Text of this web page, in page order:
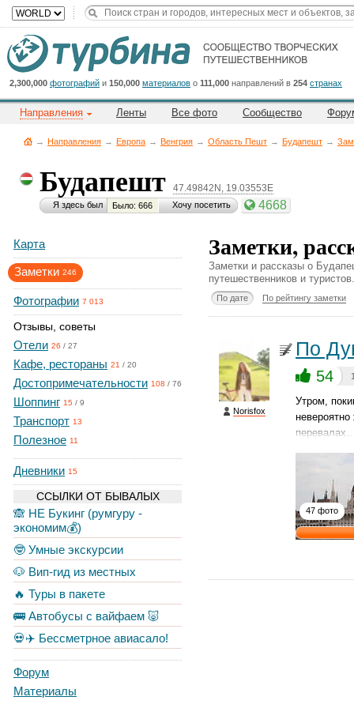
2,300,000 фотографий и 150,000 материалов о 111,000 направлений в 254 странах
Направления Ленты Все фото Сообщество
→ Направления → Европа → Венгрия → Область Пешт → Будапешт →
Будапешт 47.49842N, 19.03553E
Я здесь был Было: 666 Хочу посетить 4668
Карта
Заметки 246
Фотографии 7 013
Отзывы, советы
Отели 26 / 27
Кафе, рестораны 21 / 20
Достопримечательности 108 / 76
Шоппинг 15 / 9
Транспорт 13
Полезное 11
Дневники 15
ССЫЛКИ ОТ БЫВАЛЫХ
🙈 НЕ Букинг (румгуру -
экономим💰)
🤓 Умные экскурсии
🐶 Вип-гид из местных
🔥 Туры в пакете
🚌 Автобусы с вайфаем 🐷
💀✈️ Бессметрное авиасало!
Форум
Материалы
Заметки,
Заметки и рассказы о
путешественников и
По дате По рейтингу заметки
Norisfox
По
54
Утром,
47 фото
Cейчас
на
сайте:
Title
Button